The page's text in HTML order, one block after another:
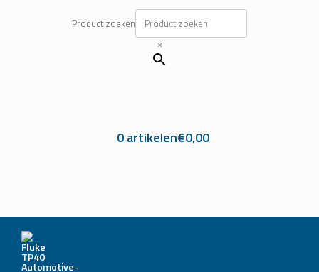
Product zoeken
×
0 artikelen€0,00